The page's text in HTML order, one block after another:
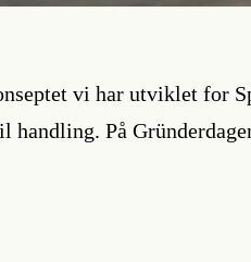
vi har utviklet for
På